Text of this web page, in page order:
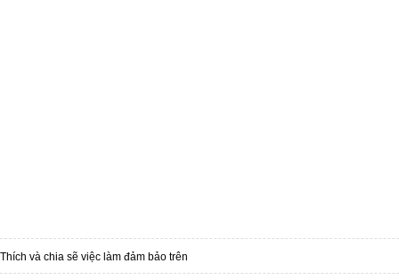
Thích và chia sẽ việc làm đảm bảo trên